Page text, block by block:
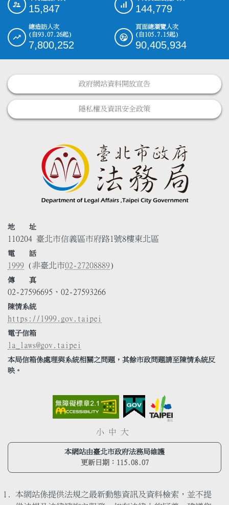
15,847 144,779
總造訪人次
(自93.07.26起)
7,800,252
頁面總瀏覽人次
(自105.7.15起)
90,405,934
政府網站資料開放宣告
隱私權及資訊安全政策
地 址
110204 臺北市信義區市府路1號8樓東北區
電 話
1999 (非臺北市02-27208889)
傳 真
02-27596695、02-27593266
陳情系統
https://1999.gov.taipei
電子信箱
la_laws@gov.taipei
本局信箱係處理與系統相關之問題，其餘市政問題請至陳情系統反
映。
小 中 大
本網站由臺北市政府法務局維護
更新日期： 115.08.07
本網站係提供法規之最新動態資訊及資料檢索，並不提